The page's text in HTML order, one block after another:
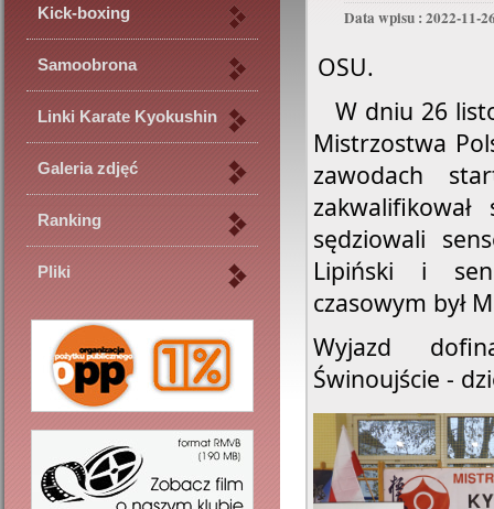
Kick-boxing
Samoobrona
Linki Karate Kyokushin
Galeria zdjęć
Ranking
Pliki
Data wpisu : 2022-11-
OSU.
   W dniu 26 listopada w Połczynie Zdroju odbyły się
Mistrzostwa
zawodach
sędziowali
Lipiński i
czasowym był
Wyjazd
Świnoujście -